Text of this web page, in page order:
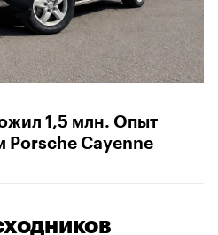
1,5 млн. Опыт
Porsche Cayenne